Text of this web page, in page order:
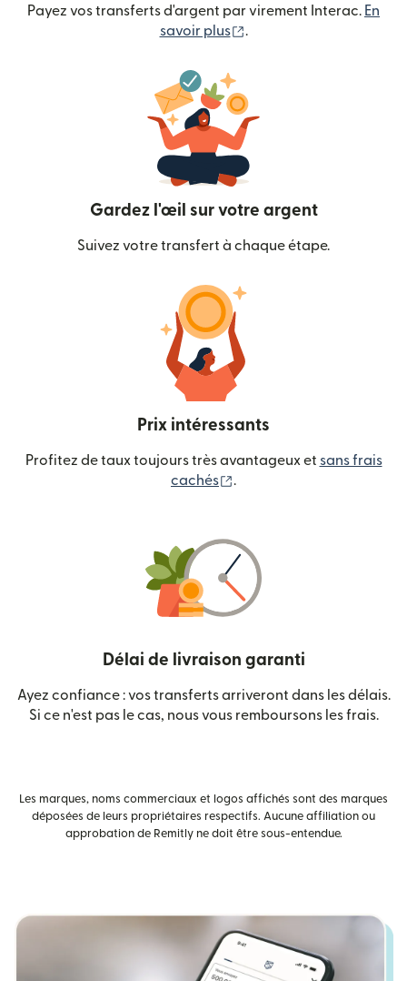
Payez vos transferts d'argent par virement Interac. En
savoir plus
.
Gardez l'œil sur votre argent
Suivez votre transfert à chaque étape.
Prix intéressants
Profitez de taux toujours très avantageux et sans frais
cachés
.
Délai de livraison garanti
Ayez confiance : vos transferts arriveront dans les délais.
Si ce n'est pas le cas, nous vous remboursons les frais.
Les marques, noms commerciaux et logos affichés sont des marques
déposées de leurs propriétaires respectifs. Aucune affiliation ou
approbation de Remitly ne doit être sous-entendue.